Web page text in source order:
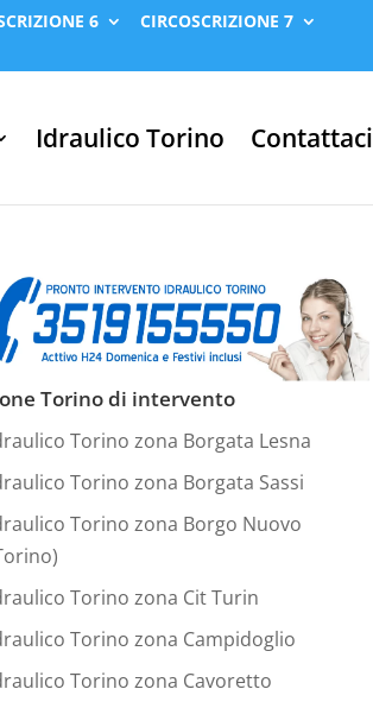
6
CIRCOSCRIZIONE 7
Idraulico Torino Contattaci
Torino di intervento
Torino zona Borgata Lesna
Torino zona Borgata Sassi
Torino zona Borgo Nuovo
Torino zona Cit Turin
Torino zona Campidoglio
Torino zona Cavoretto